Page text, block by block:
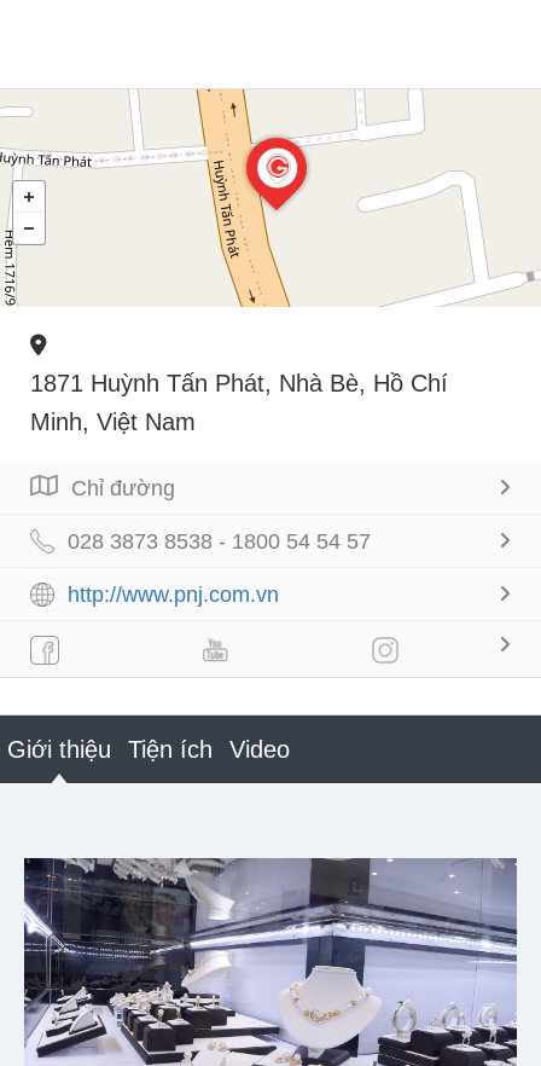
1871 Huỳnh Tấn Phát, Nhà Bè, Hồ Chí
Minh, Việt Nam
Chỉ đường
028 3873 8538 - 1800 54 54 57
http://www.pnj.com.vn
Giới thiệu Tiện ích Video